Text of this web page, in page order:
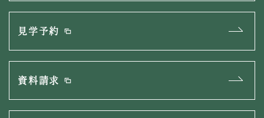
見学予約
資料請求